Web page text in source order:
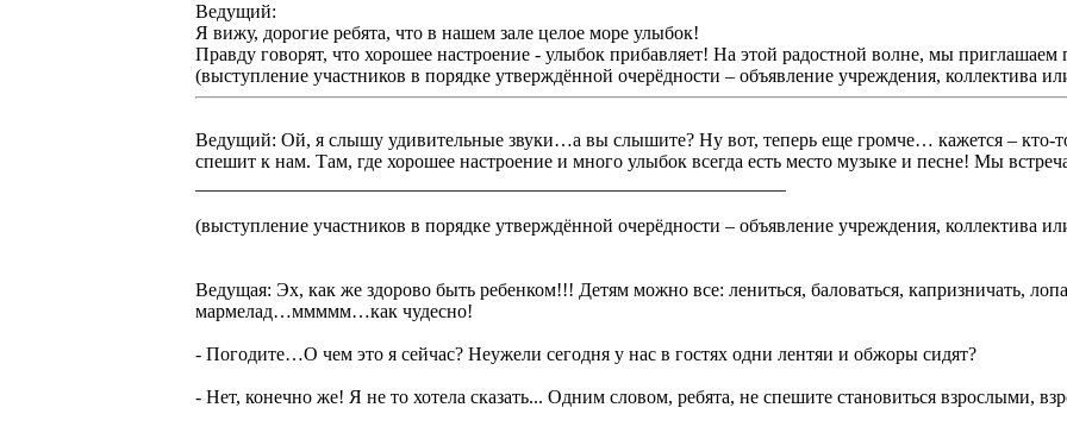
Ведущий:
Я вижу, дорогие ребята, что в нашем зале целое море улыбок!
Правду говорят, что хорошее настроение - улыбок прибавляет! На этой радостной волне, мы приглашаем
(выступление участников в порядке утверждённой очерёдности – объявление учреждения, коллектива
Ведущий: Ой, я слышу удивительные звуки…а вы слышите? Ну вот, теперь еще громче… кажется – кто-
спешит к нам. Там, где хорошее настроение и много улыбок всегда есть место музыке и песне! Мы
(выступление участников в порядке утверждённой очерёдности – объявление учреждения, коллектива
Ведущая: Эх, как же здорово быть ребенком!!! Детям можно все: лениться, баловаться, капризничать,
мармелад…ммммм…как чудесно!
- Погодите…О чем это я сейчас? Неужели сегодня у нас в гостях одни лентяи и обжоры сидят?
- Нет, конечно же! Я не то хотела сказать... Одним словом, ребята, не спешите становиться взрослыми,